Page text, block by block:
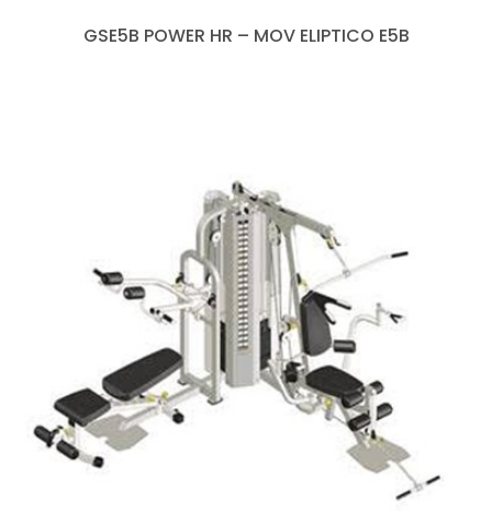
GSE5B POWER HR – MOV ELIPTICO E5B